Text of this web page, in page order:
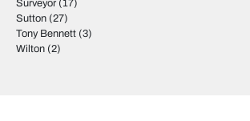
Surveyor (17)
Sutton (27)
Tony Bennett (3)
Wilton (2)